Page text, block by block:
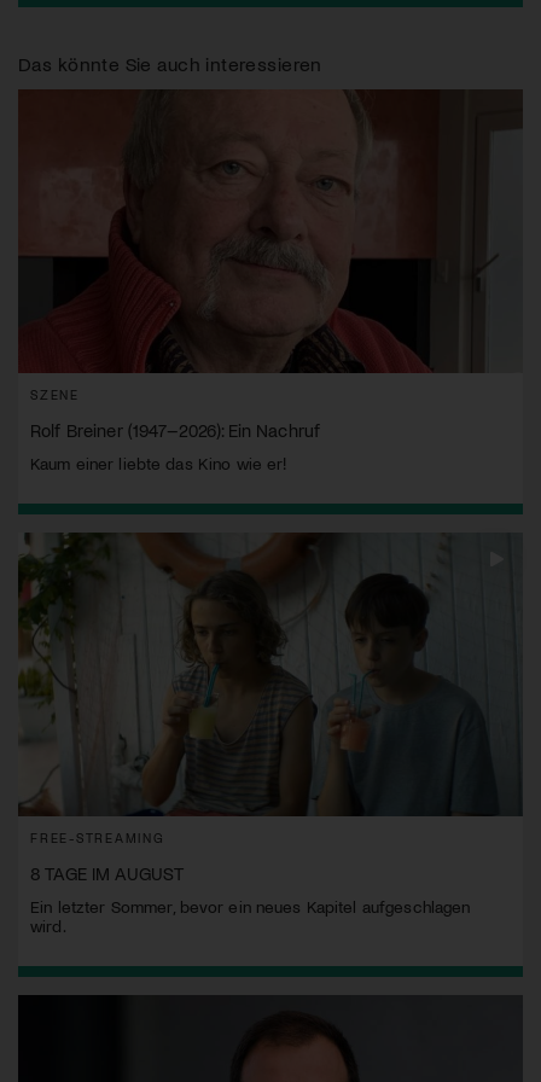
Das könnte Sie auch interessieren
SZENE
Rolf Breiner (1947–2026): Ein Nachruf
Kaum einer liebte das Kino wie er!
FREE-STREAMING
8 TAGE IM AUGUST
Ein letzter Sommer, bevor ein neues Kapitel aufgeschlagen
wird.